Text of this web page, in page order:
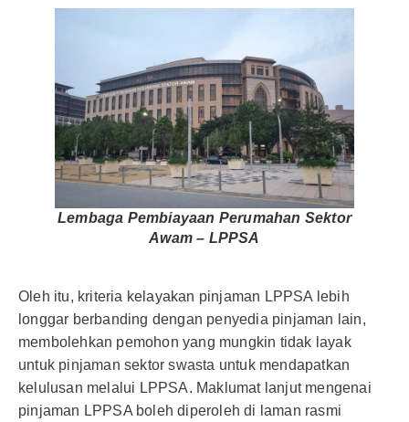
Lembaga Pembiayaan Perumahan Sektor
Awam – LPPSA
Oleh itu, kriteria kelayakan pinjaman LPPSA lebih
longgar berbanding dengan penyedia pinjaman lain,
membolehkan pemohon yang mungkin tidak layak
untuk pinjaman sektor swasta untuk mendapatkan
kelulusan melalui LPPSA. Maklumat lanjut mengenai
pinjaman LPPSA boleh diperoleh di laman rasmi